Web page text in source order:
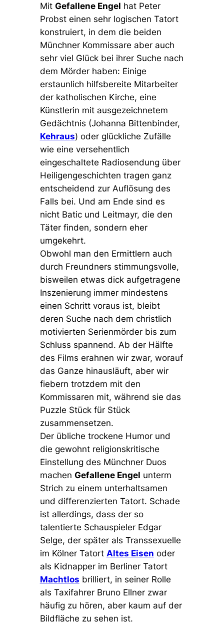
Mit Gefallene Engel hat Peter
Probst einen sehr logischen Tatort
konstruiert, in dem die beiden
Münchner Kommissare aber auch
sehr viel Glück bei ihrer Suche nach
dem Mörder haben: Einige
erstaunlich hilfsbereite Mitarbeiter
der katholischen Kirche, eine
Künstlerin mit ausgezeichnetem
Gedächtnis (Johanna Bittenbinder,
Kehraus) oder glückliche Zufälle
wie eine versehentlich
eingeschaltete Radiosendung über
Heiligengeschichten tragen ganz
entscheidend zur Auflösung des
Falls bei. Und am Ende sind es
nicht Batic und Leitmayr, die den
Täter finden, sondern eher
umgekehrt.
Obwohl man den Ermittlern auch
durch Freundners stimmungsvolle,
bisweilen etwas dick aufgetragene
Inszenierung immer mindestens
einen Schritt voraus ist, bleibt
deren Suche nach dem christlich
motivierten Serienmörder bis zum
Schluss spannend. Ab der Hälfte
des Films erahnen wir zwar, worauf
das Ganze hinausläuft, aber wir
fiebern trotzdem mit den
Kommissaren mit, während sie das
Puzzle Stück für Stück
zusammensetzen.
Der übliche trockene Humor und
die gewohnt religionskritische
Einstellung des Münchner Duos
machen Gefallene Engel unterm
Strich zu einem unterhaltsamen
und differenzierten Tatort. Schade
ist allerdings, dass der so
talentierte Schauspieler Edgar
Selge, der später als Transsexuelle
im Kölner Tatort Altes Eisen oder
als Kidnapper im Berliner Tatort
Machtlos brilliert, in seiner Rolle
als Taxifahrer Bruno Ellner zwar
häufig zu hören, aber kaum auf der
Bildfläche zu sehen ist.